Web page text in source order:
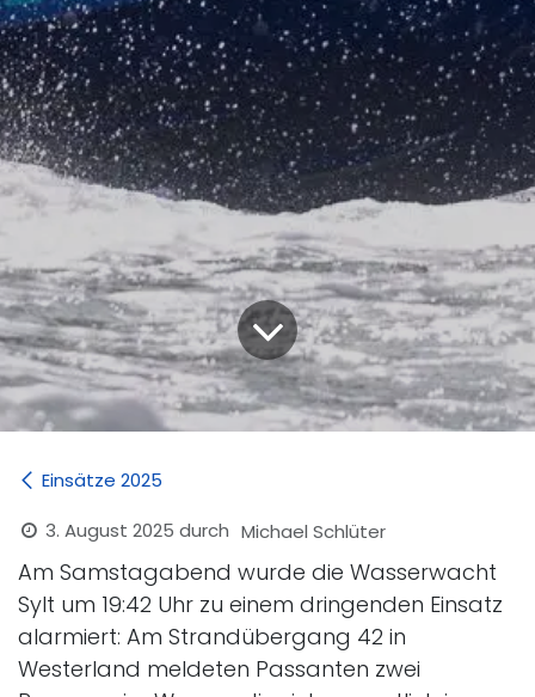
Einsätze 2025
3. August 2025 durch Michael Schlüter
Am Samstagabend wurde die Wasserwacht
Sylt um 19:42 Uhr zu einem dringenden Einsatz
alarmiert: Am Strandübergang 42 in
Westerland meldeten Passanten zwei